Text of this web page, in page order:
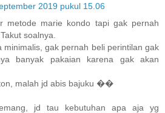
2019 pukul 15.06
metode marie kondo tapi gak pernah
soalnya.
minimalis, gak pernah beli perintilan gak
banyak pakaian karena gak akan
malah jd abis bajuku ��
jd tau kebutuhan apa aja yg